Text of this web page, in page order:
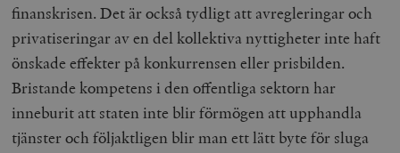
finanskrisen. Det är också tydligt att avregleringar och
privatiseringar av en del kollektiva nyttigheter inte haft
önskade effekter på konkurrensen eller prisbilden.
Bristande kompetens i den offentliga sektorn har
inneburit att staten inte blir förmögen att upphandla
tjänster och följaktligen blir man ett lätt byte för sluga